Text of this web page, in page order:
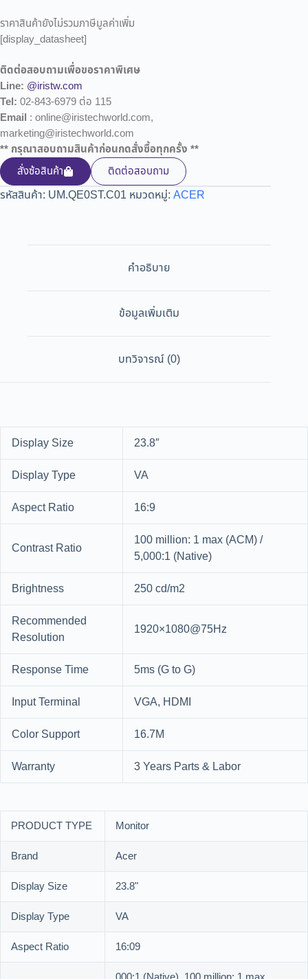
ราคาสินค้ายังไม่รวมภาษีมูลค่าเพิ่ม
[display_datasheet]
ติดต่อสอบถามเพื่อขอราคาพิเศษ
Line: @iristw.com
Tel: 02-843-6979 ต่อ 115
Email : online@iristechworld.com,
marketing@iristechworld.com
** กรุณาสอบถามสินค้าก่อนกดสั่งซื้อทุกครั้ง **
สั่งซ้อสินค้า
ติดต่อสอบถาม
รหัสสินค้า: UM.QE0ST.C01 หมวดหมู่: ACER
คำอธิบาย
ข้อมูลเพิ่มเติม
บทวิจารณ์ (0)
Display Size
23.8″
Display Type
VA
Aspect Ratio
16:9
Contrast Ratio
100 million: 1 max (ACM) /
5,000:1 (Native)
Brightness
250 cd/m2
Recommended
Resolution
1920×1080@75Hz
Response Time
5ms (G to G)
Input Terminal
VGA, HDMI
Color Support
16.7M
Warranty
3 Years Parts & Labor
PRODUCT TYPE
Monitor
Brand
Acer
Display Size
23.8"
Display Type
VA
Aspect Ratio
16:09